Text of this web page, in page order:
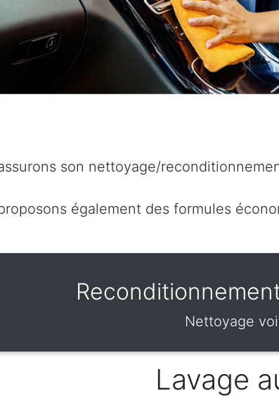
son nettoyage/
également des formules
Nettoyage
Lavage